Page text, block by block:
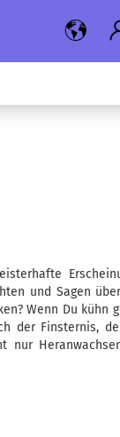
und Sagen
Wenn Du kühn
der Finsternis,
nur